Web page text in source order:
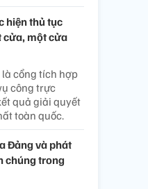
hiện thủ tục
cửa, một cửa
cổng tích hợp
công trực
quả giải quyết
toàn quốc.
Đảng và phát
chúng trong